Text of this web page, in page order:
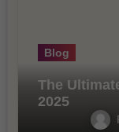
Blog
The
2025